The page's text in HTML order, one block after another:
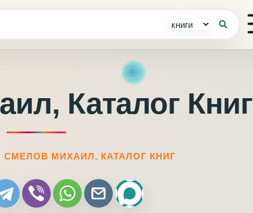
Каталог Книг
СМЕЛОВ МИХАИЛ, КАТАЛОГ КНИГ